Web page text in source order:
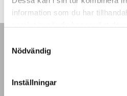
information som du har
Nödvändig
Inställningar